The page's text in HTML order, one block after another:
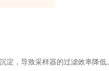
，导致采样器的过滤效率降低